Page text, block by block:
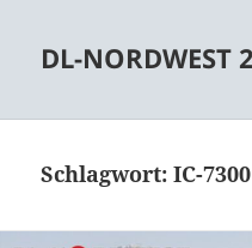
DL-NORDWEST
Schlagwort:IC-7300